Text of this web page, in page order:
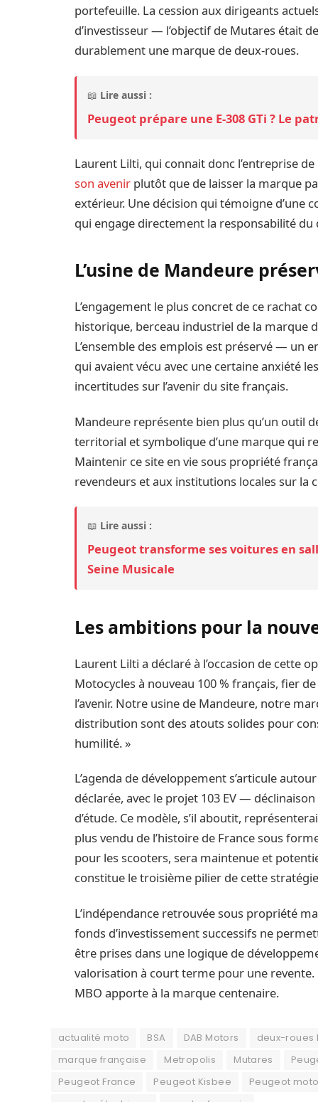
portefeuille. La cession aux dirigeants
d’investisseur — l’objectif de Mutares était
durablement une marque de deux-roues.
📖 Lire aussi :
Peugeot prépare une E-308 GTi ? Le
Laurent Lilti, qui connait donc l’entreprise de
son avenir plutôt que de laisser la marque
extérieur. Une décision qui témoigne
qui engage directement la responsabilité
L’usine de Mandeure
L’engagement le plus concret de ce rachat
historique, berceau industriel de la marque
L’ensemble des emplois est préservé — un
qui avaient vécu avec une certaine anxiété
incertitudes sur l’avenir du site français.
Mandeure représente bien plus qu’un outil
territorial et symbolique d’une marque qui
Maintenir ce site en vie sous propriété
revendeurs et aux institutions locales sur
📖 Lire aussi :
Peugeot transforme ses voitures en
Seine Musicale
Les ambitions pour la
Laurent Lilti a déclaré à l’occasion de cette
Motocycles à nouveau 100 % français, fier
l’avenir. Notre usine de Mandeure, notre
distribution sont des atouts solides pour
humilité. »
L’agenda de développement s’articule
déclarée, avec le projet 103 EV —
d’étude. Ce modèle, s’il aboutit,
plus vendu de l’histoire de France sous
pour les scooters, sera maintenue et
constitue le troisième pilier de cette
L’indépendance retrouvée sous propriété
fonds d’investissement successifs ne
être prises dans une logique de
valorisation à court terme pour une revente.
MBO apporte à la marque centenaire.
actualité moto BSA DAB Motors deux-roues
marque française
Metropolis Mutares
Peugeot France
Peugeot Kisbee Peugeot moto